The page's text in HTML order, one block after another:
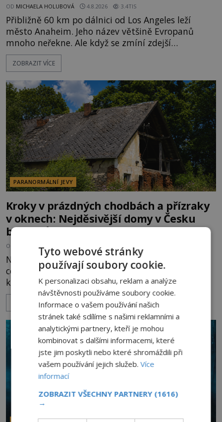
OD MICHAELA HOLUBOVÁ 4.8.2026 3.4TIS
Přibližně 60 km po dálnici od Los Angeles leží
město Anaheim. Jeho název většině Evropanů
mnoho neřekne. Ale když se zmíní zdejší
Disneyland, je hned jasno. Zábavní park vyroste na
poklidném místě bývalého sadu pomerančovníků.
kolem 17 000 000 zábavychtivých lidí ročně. A ač je
velká snaha to utajit, někteří z
ZOBRAZIT VÍCE
PARANORMÁLNÍ JEVY
Kroky v prázdných chodbách a přízraky
v oknech: Nejděsivější domy v Česku
budí hrůzu
OD HELENA STEJSKALOVÁ 2.8.2026 3.3TIS
Nejsou to jen staré pověsti vyprávěné u ohně. Po
celé naší republice stojí domy, statky a zámky,
které mají pověst míst, kde se zjevují přízraky,
ozývají nevysvětlitelné zvuky nebo se dějí podivné
vysvětlení, záhadologové upozorňují, že některé
lokality vykazují nápadně podobná svědectví po
celé generace. A právě tato opakující se svědectví
ud
ZOBRAZIT VÍCE
Tyto webové stránky
používají soubory cookie.
K personalizaci obsahu, reklam a analýze
návštěvnosti používáme soubory cookie.
Informace o vašem používání našich
stránek také sdílíme s našimi reklamními a
analytickými partnery, kteří je mohou
kombinovat s dalšími informacemi, které
jste jim poskytli nebo které shromáždili při
vašem používání jejich služeb.Více
informací
ZOBRAZIT VŠECHNY PARTNERY (1616)
→